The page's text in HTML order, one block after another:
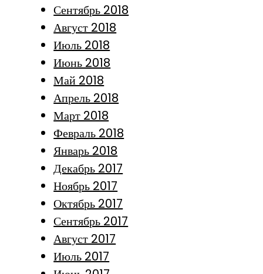
Сентябрь 2018
Август 2018
Июль 2018
Июнь 2018
Май 2018
Апрель 2018
Март 2018
Февраль 2018
Январь 2018
Декабрь 2017
Ноябрь 2017
Октябрь 2017
Сентябрь 2017
Август 2017
Июль 2017